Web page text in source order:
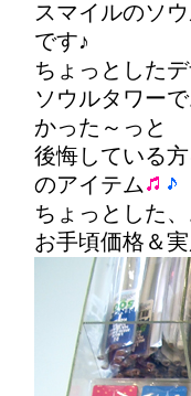
スマイルのソ
です♪
ちょっとした
ソウルタワー
かった～っと
後悔している
のアイテム
ちょっとした
お手頃価格＆